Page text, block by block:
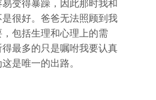
变得暴躁，因此那时我和
很好。爸爸无法照顾到我
包括生理和心理上的需
最多的只是嘱咐我要认真
是唯一的出路。